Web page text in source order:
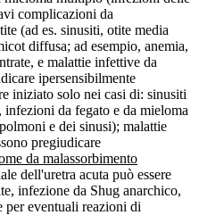
complicazioni da
(ad es. sinusiti, otite media
diffusa; ad esempio, anemia,
e malattie infettive da
ipersensibilmente
iniziato solo nei casi di: sinusiti
da fegato e da mieloma
e dei sinusi); malattie
pregiudicare
da malassorbimento
dell'uretra acuta può essere
infezione da Shug anarchico,
per eventuali reazioni di